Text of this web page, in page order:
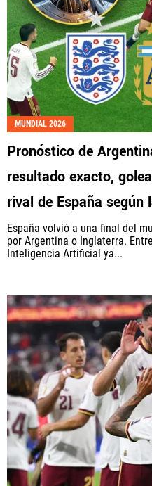
MUNDIAL 2026
Pronóstico de
resultado exacto,
rival de España según
España volvió a una final del
por Argentina o Inglaterra.
Inteligencia Artificial ya...